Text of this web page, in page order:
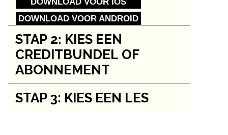
DOWNLOAD VOOR ANDROID
STAP 2: KIES EEN
CREDITBUNDEL OF
ABONNEMENT
STAP 3: KIES EEN LES